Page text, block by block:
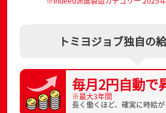
トミヨジョブ独自の
毎月2円自動で
※最大3年間
長く働くほど、 確実に時給